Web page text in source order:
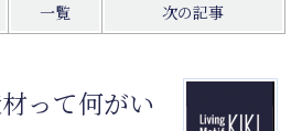
一覧 次の記事
って何がい